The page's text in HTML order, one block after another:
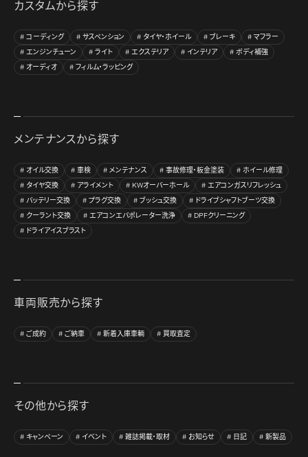
カスタムから探す
コーディング サスペンション タイヤ・ホイール ブレーキ
マフラー
エンジンチューン
ライト エクステリア インテリア
ボディ補強
オーディオ
フィルム・ラッピング
メンテナンスから探す
オイル交換 車検 メンテナンス 事故修理・板金塗装
ホイール修理
タイヤ交換
アライメント KWオーバーホール
エアコンガスリフレッシュ
バッテリー交換
プラグ交換 ブッシュ交換
ドライブシャフトブーツ交換
クーラント交換
エアコンエバポレーター洗浄
DPFクリーニング
ドライアイスブラスト
車両販売から探す
ご成約 ご納車 新着入庫車輌 買取査定
その他から探す
キャンペーン イベント 雑誌掲載・取材 お知らせ 日記 新製品